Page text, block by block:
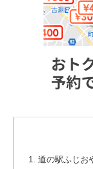
道の駅ふじお